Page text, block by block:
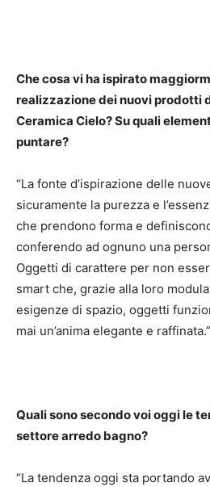
Che cosa vi ha ispirato
realizzazione dei nuovi prodotti
Ceramica Cielo? Su quali
puntare?
“La fonte d’ispirazione delle
sicuramente la purezza e
che prendono forma e
conferendo ad ognuno una
Oggetti di carattere per non
smart che, grazie alla loro
esigenze di spazio, oggetti
mai un’anima elegante e raffinata.”
Quali sono secondo voi oggi le
settore arredo bagno?
“La tendenza oggi sta portando